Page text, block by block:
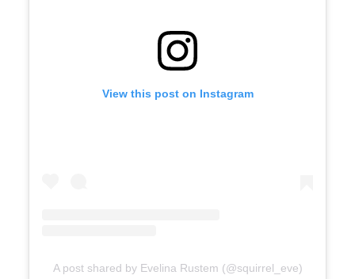
View this post on Instagram
A post shared by Evelina Rustem (@squirrel_eve)